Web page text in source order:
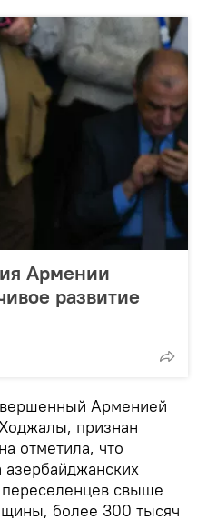
Армении
развитие
Арменией
признан
отметила, что
свыше
более 300 тысяч